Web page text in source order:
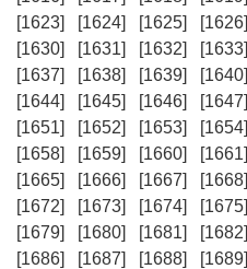
[1623]
[1624] [1625] [1626]
[1630]
[1631] [1632] [1633]
[1637]
[1638] [1639] [1640]
[1644]
[1645] [1646] [1647]
[1651]
[1652] [1653] [1654]
[1658]
[1659] [1660] [1661]
[1665]
[1666] [1667] [1668]
[1672]
[1673] [1674] [1675]
[1679]
[1680] [1681] [1682]
[1686]
[1687] [1688] [1689]